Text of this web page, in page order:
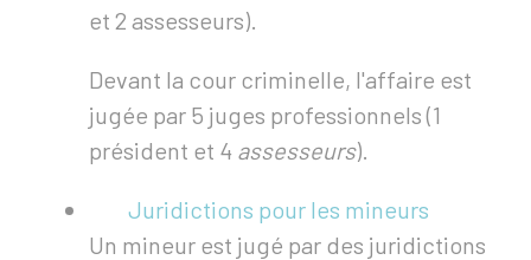
et 2 assesseurs).
Devant la cour criminelle, l'affaire est
jugée par 5 juges professionnels (1
président et 4 assesseurs).
Juridictions pour les mineurs
Un mineur est jugé par des juridictions